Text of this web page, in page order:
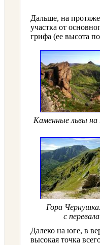
Дальше, на
участка от
грифа (ее высота
Каменные львы на
Гора
с перевала
Далеко на юге, в
высокая точка